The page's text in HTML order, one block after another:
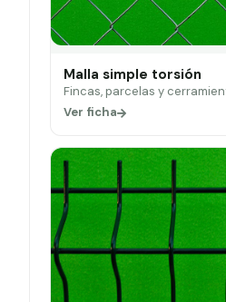
Malla simple torsión
Fincas, parcelas y
Ver ficha